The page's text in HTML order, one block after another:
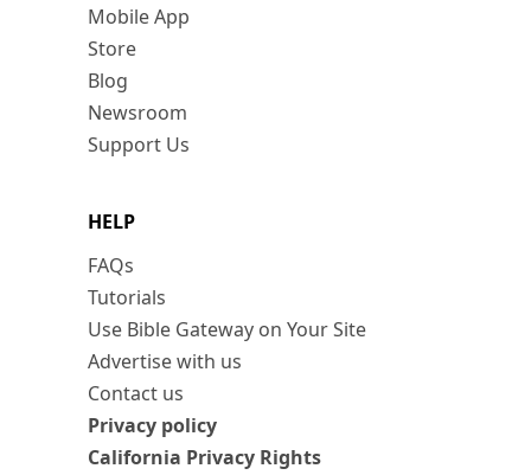
Mobile App
Store
Blog
Newsroom
Support Us
HELP
FAQs
Tutorials
Use Bible Gateway on Your Site
Advertise with us
Contact us
Privacy policy
California Privacy Rights